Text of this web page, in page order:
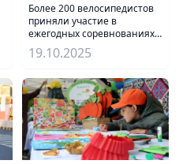
Более 200 велосипедистов
приняли участие в
ежегодных соревнованиях
по велоспорту Giro d’Almaty-
2025
19.10.2025